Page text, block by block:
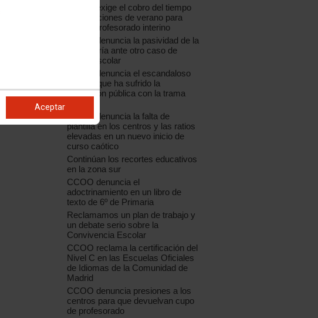
Aceptar
CCOO exige el cobro del tiempo
de vacaciones de verano para
todo el profesorado interino
CCOO denuncia la pasividad de la
Consejería ante otro caso de
acoso escolar
CCOO denuncia el escandaloso
saqueo que ha sufrido la
educación pública con la trama
CCOO denuncia la falta de
plantilla en los centros y las ratios
elevadas en un nuevo inicio de
curso caótico
Continúan los recortes educativos
en la zona sur
CCOO denuncia el
adoctrinamiento en un libro de
texto de 6º de Primaria
Reclamamos un plan de trabajo y
un debate serio sobre la
Convivencia Escolar
CCOO reclama la certificación del
Nivel C en las Escuelas Oficiales
de Idiomas de la Comunidad de
Madrid
CCOO denuncia presiones a los
centros para que devuelvan cupo
de profesorado